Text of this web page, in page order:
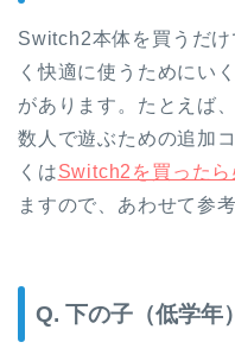
Switch2本体を買うだ
く快適に使うためにい
があります。たとえば
数人で遊ぶための追加
くはSwitch2を買った
ますので、あわせて参
Q. 下の子（低学年